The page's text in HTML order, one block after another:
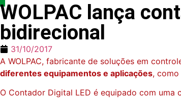
WOLPAC lança
bidirecional
31/10/2017
A WOLPAC, fabricante de soluções em
diferentes equipamentos e aplicações,
O Contador Digital LED é equipado com